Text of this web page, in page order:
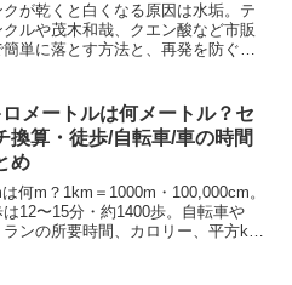
クが乾くと白くなる原因は水垢。テ
クルや茂木和哉、クエン酸など市販
簡単に落とす方法と、再発を防ぐ予
メートルは何メートル？セ
換算・徒歩/自転車/車の時間
め
何m？1km＝1000m・100,000cm。
は12〜15分・約1400歩。自転車や
ンの所要時間、カロリー、平方km